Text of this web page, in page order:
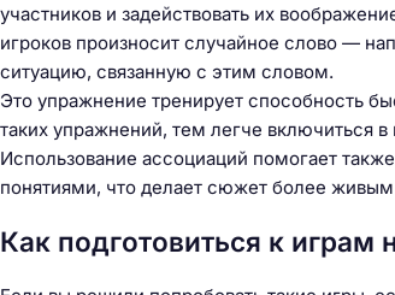
участников и задействовать их
игроков произносит случайное слово —
ситуацию, связанную с этим словом.
Это упражнение тренирует способность
таких упражнений, тем легче включиться
Использование ассоциаций помогает
понятиями, что делает сюжет более
Как подготовиться к играм